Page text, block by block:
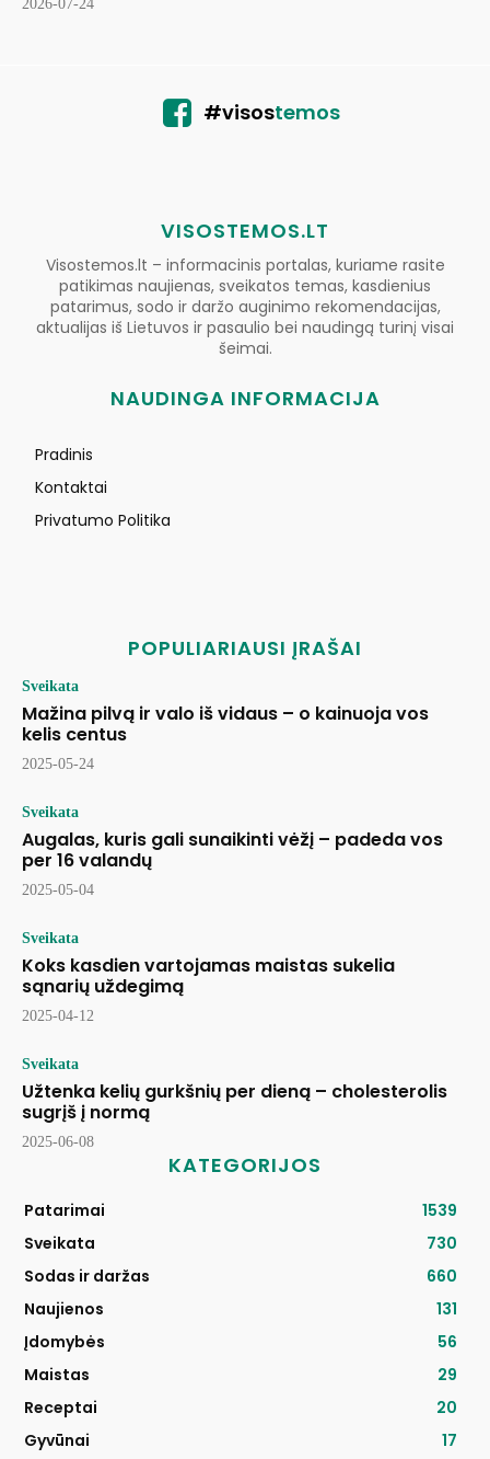
2026-07-24
#visostemos
VISOSTEMOS.LT
Visostemos.lt – informacinis portalas, kuriame rasite
patikimas naujienas, sveikatos temas, kasdienius
patarimus, sodo ir daržo auginimo rekomendacijas,
aktualijas iš Lietuvos ir pasaulio bei naudingą turinį visai
šeimai.
NAUDINGA INFORMACIJA
Pradinis
Kontaktai
Privatumo Politika
POPULIARIAUSI ĮRAŠAI
Sveikata
Mažina pilvą ir valo iš vidaus – o kainuoja vos
kelis centus
2025-05-24
Sveikata
Augalas, kuris gali sunaikinti vėžį – padeda vos
per 16 valandų
2025-05-04
Sveikata
Koks kasdien vartojamas maistas sukelia
sąnarių uždegimą
2025-04-12
Sveikata
Užtenka kelių gurkšnių per dieną – cholesterolis
sugrįš į normą
2025-06-08
KATEGORIJOS
Patarimai
1539
Sveikata
730
Sodas ir daržas
660
Naujienos
131
Įdomybės
56
Maistas
29
Receptai
20
Gyvūnai
17